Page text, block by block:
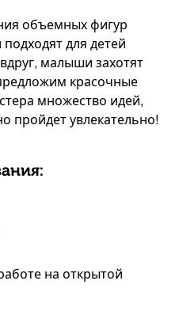
объемных фигур
для детей
малыши захотят
красочные
множество идей,
пройдет увлекательно!
на открытой